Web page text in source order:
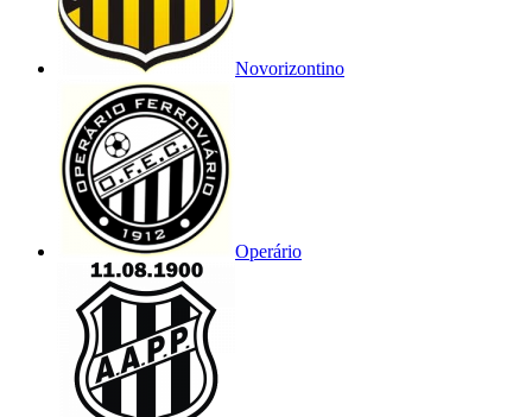
Novorizontino
Operário